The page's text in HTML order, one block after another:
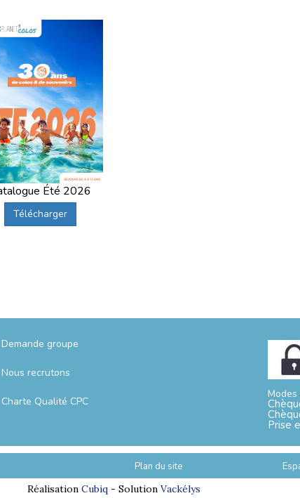
Été 2026
Télécharger
Demande groupe
Nous recrutons
Charte Qualité CPC
Prise
Plan du site
Réalisation Cubiq- Solution Vackélys